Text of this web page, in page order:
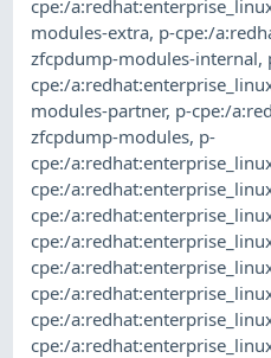
cpe:/
modules-extra, p-cpe:/
zfcpdump-modules-internal,
cpe:/
modules-partner, p-cpe:/
zfcpdump-modules, p-
cpe:/
cpe:/
cpe:/
cpe:/
cpe:/
cpe:/
cpe:/
cpe:/